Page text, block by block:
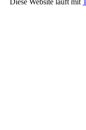
Diese Website läuft mit